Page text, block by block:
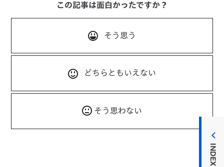
INDEX
この記事は面白かったですか？
そう思う
どちらともいえない
そう思わない